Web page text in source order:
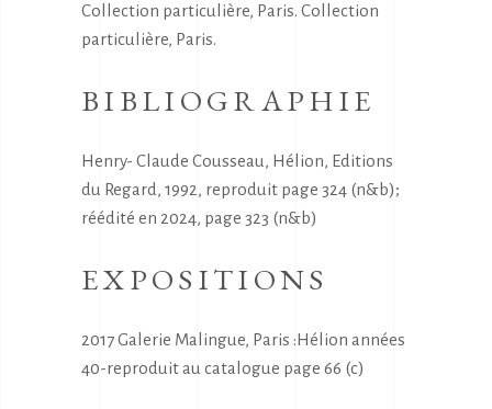
Collection particulière, Paris. Collection
particulière, Paris.
BIBLIOGRAPHIE
Henry- Claude Cousseau, Hélion, Editions
du Regard, 1992, reproduit page 324 (n&b);
réédité en 2024, page 323 (n&b)
EXPOSITIONS
2017 Galerie Malingue, Paris :Hélion années
40-reproduit au catalogue page 66 (c)